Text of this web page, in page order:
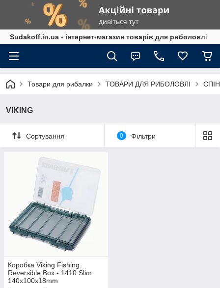
Sudakoff.in.ua - інтернет-магазин товарів для риболовлі
Товари для рибалки ТОВАРИ ДЛЯ РИБОЛОВЛІ
VIKING
Сортування 0 Фільтри
Коробка Viking Fishing
Reversible Box - 1410 Slim
140х100x18mm